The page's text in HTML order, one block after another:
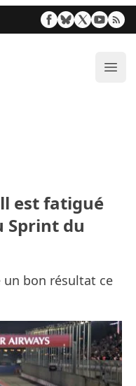
est fatigué
Sprint du
un bon résultat ce